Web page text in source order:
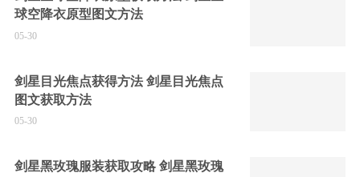
球空降衣原型图文方法
05-30
剑星目光焦点获得方法 剑星目光焦点
图文获取方法
05-30
剑星黑玫瑰服装获取攻略 剑星黑玫瑰